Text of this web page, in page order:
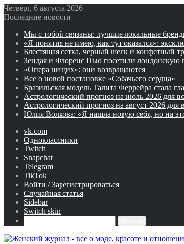
Четверг, 6 августа 2026
Последние новости
Мы с тобой связаны: лучшие локальные
«Я понятия не имею, как тут оказался»:
Блестящая сетка, черный шелк и конфетный
Зендая и Флоренс Пью посетили лондонскую
«Опера нищих»: они возвращаются
Все о новой постановке «Собачьего сердца»
Бразильская модель Талита Феррейра стала
Астрологический прогноз на июль 2026 для
Астрологический прогноз на август 2026 для
Юлия Волкова: «Я нашла новую себя, но на
vk.com
Одноклассники
Twitch
Snapchat
Telegram
TikTok
Войти / Зарегистрироваться
Случайная статья
Sidebar
Switch skin